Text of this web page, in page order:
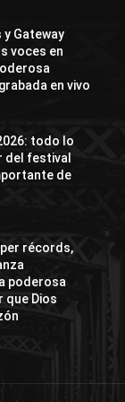
y Gateway
voces en
en vivo
todo lo
del festival
de
récords,
poderosa
que Dios